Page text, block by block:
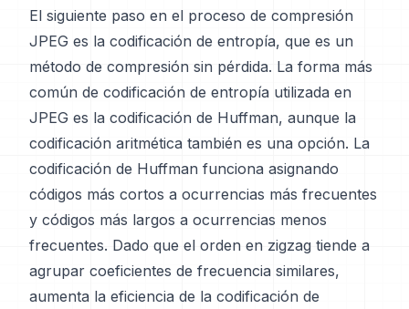
El siguiente paso en el proceso de compresión
JPEG es la codificación de entropía, que es un
método de compresión sin pérdida. La forma más
común de codificación de entropía utilizada en
JPEG es la codificación de Huffman, aunque la
codificación aritmética también es una opción. La
codificación de Huffman funciona asignando
códigos más cortos a ocurrencias más frecuentes
y códigos más largos a ocurrencias menos
frecuentes. Dado que el orden en zigzag tiende a
agrupar coeficientes de frecuencia similares,
aumenta la eficiencia de la codificación de